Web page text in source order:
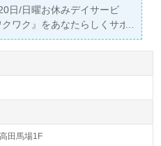
日/日曜お休みデイサービ
ワク』をあなたらしくサポ
円～279,000円/賞与
者向け求人＊『高田馬場
『ベストリハ高田馬場』ベ
都台東区）様の運営です。
中心にデイサービス、訪問
田馬場1F